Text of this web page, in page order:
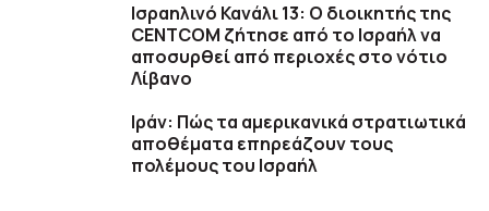
Ισραηλινό Κανάλι 13: Ο διοικητής της
CENTCOM ζήτησε από το Ισραήλ να
αποσυρθεί από περιοχές στο νότιο
Λίβανο
Ιράν: Πώς τα αμερικανικά στρατιωτικά
αποθέματα επηρεάζουν τους
πολέμους του Ισραήλ